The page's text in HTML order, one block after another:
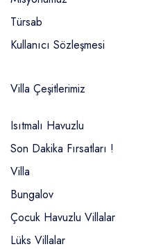
Türsab
Kullanıcı Sözleşmesi
Villa Çeşitlerimiz
Isıtmalı Havuzlu
Son Dakika Fırsatları !
Villa
Bungalov
Çocuk Havuzlu Villalar
Lüks Villalar